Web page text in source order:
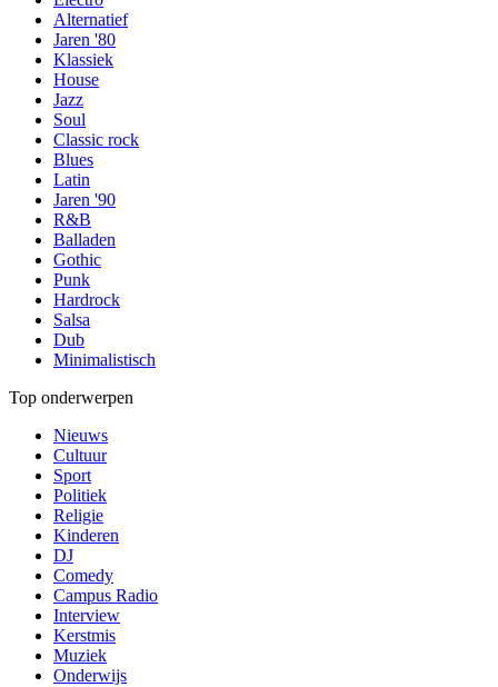
Alternatief
Jaren '80
Klassiek
House
Jazz
Soul
Classic rock
Blues
Latin
Jaren '90
R&B
Balladen
Gothic
Punk
Hardrock
Salsa
Dub
Minimalistisch
Top onderwerpen
Nieuws
Cultuur
Sport
Politiek
Religie
Kinderen
DJ
Comedy
Campus Radio
Interview
Kerstmis
Muziek
Onderwijs